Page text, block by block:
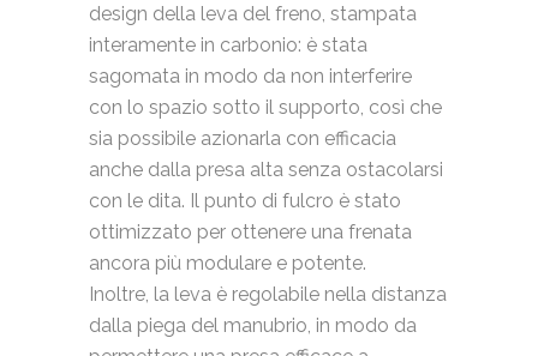
design della leva del freno, stampata
interamente in carbonio: è stata
sagomata in modo da non interferire
con lo spazio sotto il supporto, così che
sia possibile azionarla con efficacia
anche dalla presa alta senza ostacolarsi
con le dita. Il punto di fulcro è stato
ottimizzato per ottenere una frenata
ancora più modulare e potente.
Inoltre, la leva è regolabile nella distanza
dalla piega del manubrio, in modo da